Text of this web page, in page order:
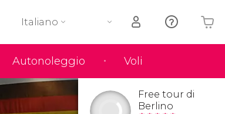
Autonoleggio Voli
Italiano
Il tuo carrello è vuoto
Free tour di
Berlino